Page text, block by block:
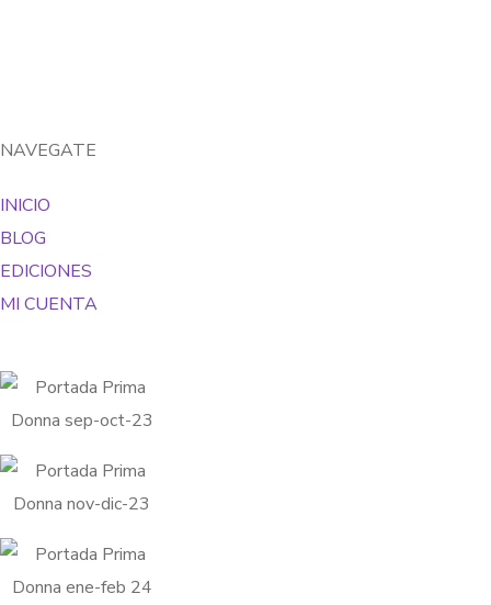
NAVEGATE
INICIO
BLOG
EDICIONES
MI CUENTA